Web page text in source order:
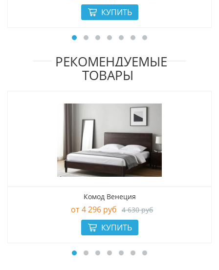
РЕКОМЕНДУЕМЫЕ
ТОВАРЫ
Комод Венеция
4 296 руб 4 630 руб